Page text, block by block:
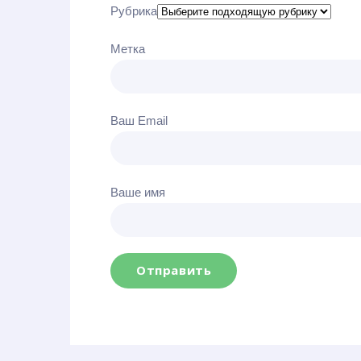
Рубрика
Метка
Ваш Email
Ваше имя